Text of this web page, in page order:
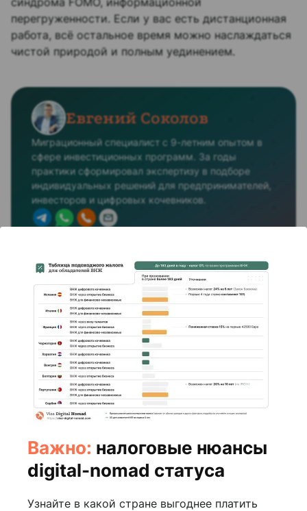
перегруженности. Если у вас есть дистанционная
работа, всё остальное время можно наслаждаться
чистой природой и полным уединением.
Евгений Соколов
Миграционный специалист с 9-летним опытом в
сфере инвестиционных программ. За годы
практики сформировал экспертизу в подборе
индивидуальных решений для предпринимателей,
инвесторов и цифровых кочевников.
Просмотров:2767
Важно: налоговые нюансы
digital-nomad статуса
Узнайте в какой стране выгоднее платить